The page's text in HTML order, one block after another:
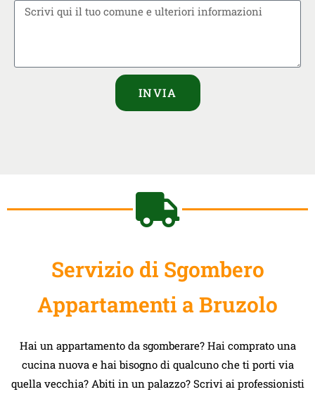
INVIA
Servizio di Sgombero
Appartamenti a Bruzolo
Hai un appartamento da sgomberare? Hai comprato una
cucina nuova e hai bisogno di qualcuno che ti porti via
quella vecchia? Abiti in un palazzo? Scrivi ai professionisti